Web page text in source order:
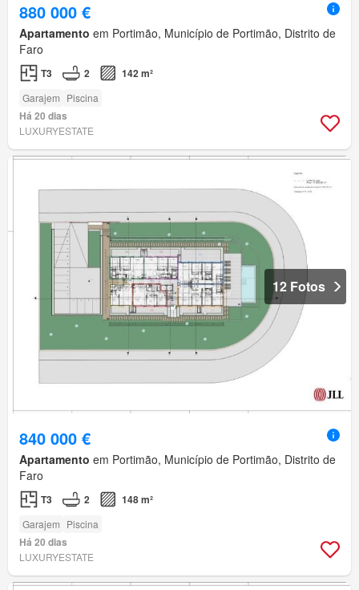
880 000 €
Apartamento em Portimão, Município de Portimão, Distrito de
Faro
T3 2 142 m²
Garajem Piscina
Há 20 dias
LUXURYESTATE
12 Fotos
840 000 €
Apartamento em Portimão, Município de Portimão, Distrito de
Faro
T3 2 148 m²
Garajem Piscina
Há 20 dias
LUXURYESTATE